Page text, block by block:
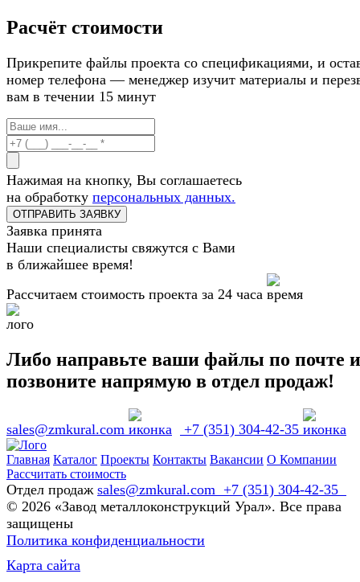
Расчёт стоимости
Прикрепите файлы проекта со спецификациями, и
номер телефона — менеджер изучит материалы и
вам в течении 15 минут
Нажимая на кнопку, Вы соглашаетесь
на обработку персональных данных.
Заявка принята
Наши специалисты свяжутся с Вами
в ближайшее время!
Рассчитаем стоимость проекта за 24 часа
Либо направьте ваши файлы по почте и
позвоните напрямую в отдел продаж!
sales@zmkural.com +7 (351) 304-42-35
Главная Каталог Проекты Контакты Вакансии О Компании
Рассчитать стоимость
Отдел продаж sales@zmkural.com +7 (351) 304-42-35
© 2026 «Завод металлоконструкций Урал». Все права
защищены
Политика конфиденциальности
Карта сайта